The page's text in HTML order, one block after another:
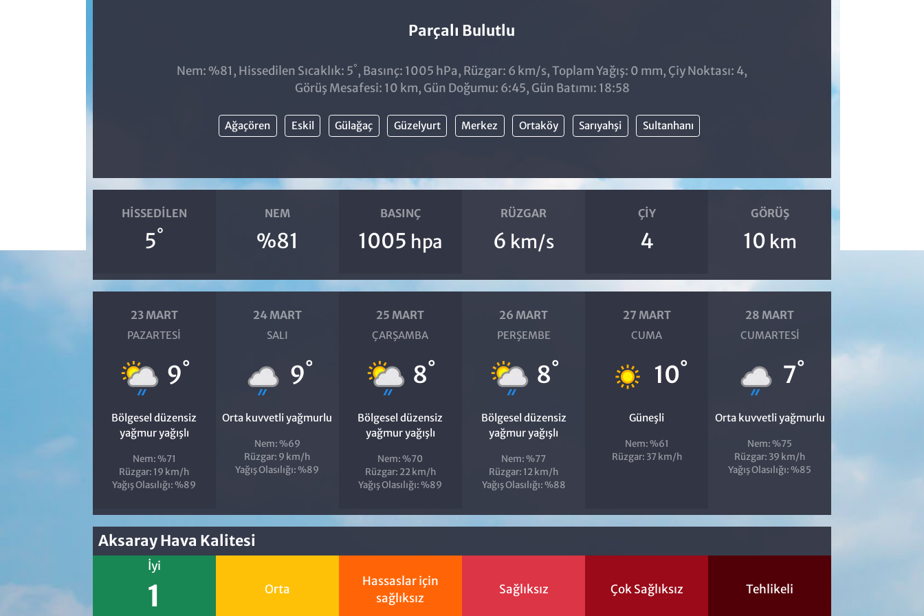
Parçalı Bulutlu
Nem: %81, Hissedilen Sıcaklık: 5°, Basınç: 1005 hPa, Rüzgar: 6 km/s, Toplam Yağış: 0 mm, Çiy Noktası: 4,
Görüş Mesafesi: 10 km, Gün Doğumu: 6:45, Gün Batımı: 18:58
Ağaçören Eskil Gülağaç Güzelyurt Merkez Ortaköy Sarıyahşi Sultanhanı
HISSEDILEN
5°
NEM
%81
BASINÇ
1005 hpa
RÜZGAR
6 km/s
ÇIY
4
GÖRÜŞ
10 km
23 MART
PAZARTESI
9°
Bölgesel düzensiz
yağmur yağışlı
Nem: %71
Rüzgar: 19 km/h
Yağış Olasılığı: %89
24 MART
SALI
9°
Orta kuvvetli yağmurlu
Nem: %69
Rüzgar: 9 km/h
Yağış Olasılığı: %89
25 MART
ÇARŞAMBA
8°
Bölgesel düzensiz
yağmur yağışlı
Nem: %70
Rüzgar: 22 km/h
Yağış Olasılığı: %89
26 MART
PERŞEMBE
8°
Bölgesel düzensiz
yağmur yağışlı
Nem: %77
Rüzgar: 12 km/h
Yağış Olasılığı: %88
27 MART
CUMA
10°
Güneşli
Nem: %61
Rüzgar: 37 km/h
28 MART
CUMARTESI
7°
Orta kuvvetli yağmurlu
Nem: %75
Rüzgar: 39 km/h
Yağış Olasılığı: %85
Aksaray Hava Kalitesi
İyi
1 Orta
Hassaslar için
sağlıksız
Sağlıksız Çok Sağlıksız Tehlikeli